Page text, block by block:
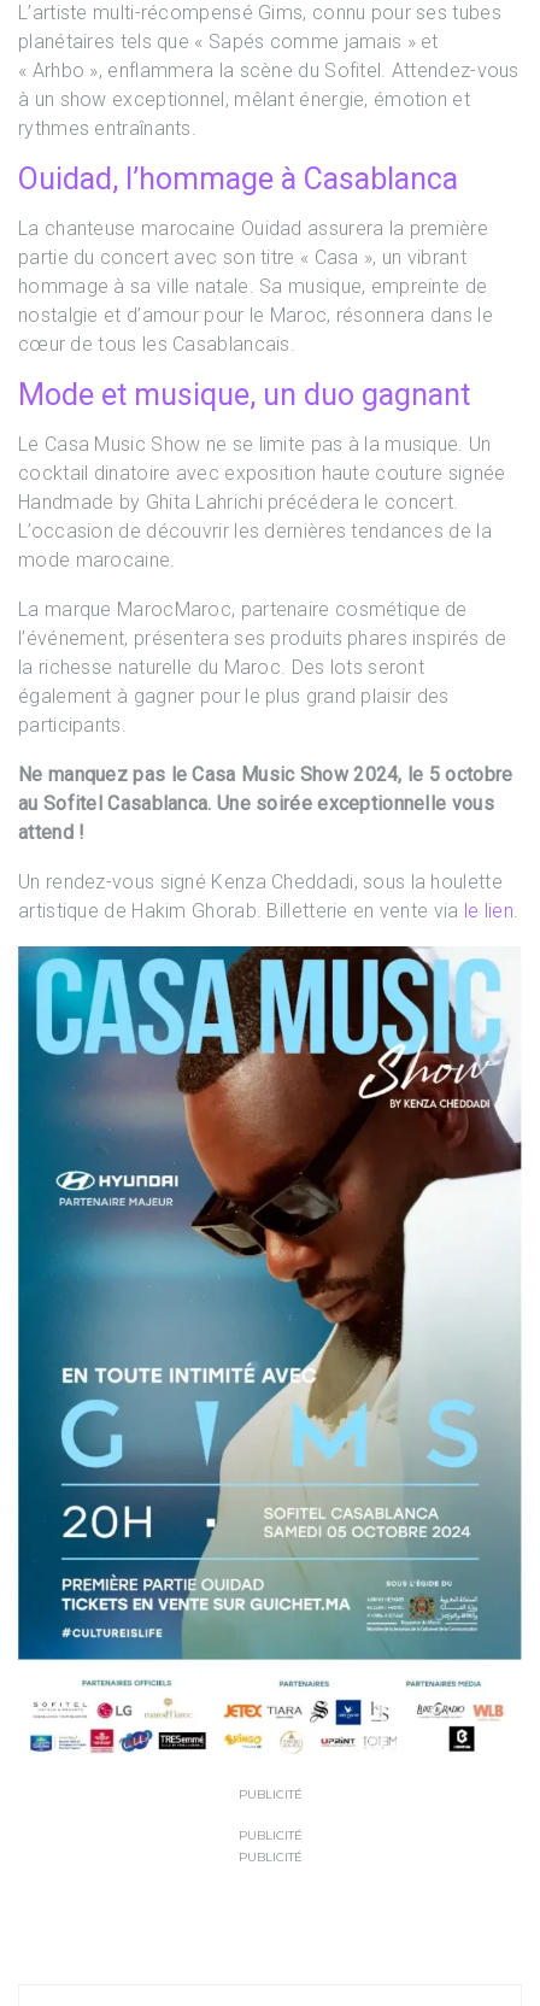
L’artiste multi-récompensé Gims, connu pour ses tubes
planétaires tels que « Sapés comme jamais » et
« Arhbo », enflammera la scène du Sofitel. Attendez-vous
à un show exceptionnel, mêlant énergie, émotion et
rythmes entraînants.
Ouidad, l’hommage à Casablanca
La chanteuse marocaine Ouidad assurera la première
partie du concert avec son titre « Casa », un vibrant
hommage à sa ville natale. Sa musique, empreinte de
nostalgie et d’amour pour le Maroc, résonnera dans le
cœur de tous les Casablancais.
Mode et musique, un duo gagnant
Le Casa Music Show ne se limite pas à la musique. Un
cocktail dinatoire avec exposition haute couture signée
Handmade by Ghita Lahrichi précédera le concert.
L’occasion de découvrir les dernières tendances de la
mode marocaine.
La marque MarocMaroc, partenaire cosmétique de
l’événement, présentera ses produits phares inspirés de
la richesse naturelle du Maroc. Des lots seront
également à gagner pour le plus grand plaisir des
participants.
Ne manquez pas le Casa Music Show 2024, le 5 octobre
au Sofitel Casablanca. Une soirée exceptionnelle vous
attend !
Un rendez-vous signé Kenza Cheddadi, sous la houlette
artistique de Hakim Ghorab. Billetterie en vente via le lien.
PUBLICITÉ
PUBLICITÉ
PUBLICITÉ